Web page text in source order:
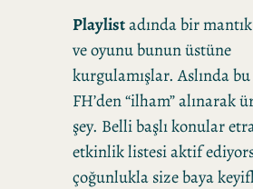
Playlistadında bir
ve oyunu bunun üstüne
kurgulamışlar. Aslında
FH’den “ilham” alınarak
şey. Belli başlı konular
etkinlik listesi aktif
çoğunlukla size baya